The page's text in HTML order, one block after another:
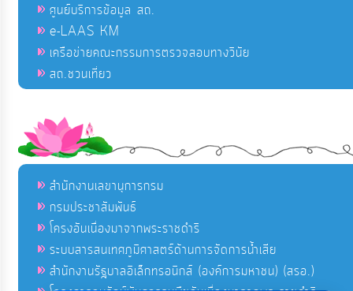
ศูนย์บริการข้อมูล สถ.
e-LAAS KM
เครือข่ายคณะกรรมการตรวจสอบทางวินัย
สถ.ชวนเที่ยว
สำนักงานเลขานุการกรม
กรมประชาสัมพันธ์
โครงอันเนื่องมาจากพระราชดำริ
ระบบสารสนเทศภูมิศาสตร์ด้านการจัดการน้ำเสีย
สำนักงานรัฐบาลอิเล็กทรอนิกส์ (องค์การมหาชน) (สรอ.)